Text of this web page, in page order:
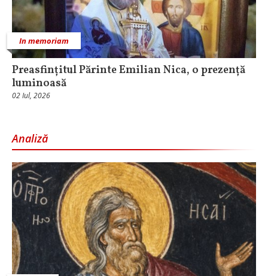
In memoriam
Preasfințitul Părinte Emilian Nica, o prezență
luminoasă
02 Iul, 2026
Analiză